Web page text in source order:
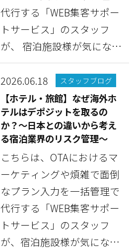
代行する「WEB集客サポー
トサービス」のスタッフ
が、 宿泊施設様が気になっ
ている情報や豆知識...
2026.06.18
スタッフブログ
【ホテル・旅館】なぜ海外ホ
テルはデポジットを取るの
か？～日本との違いから考え
る宿泊業界のリスク管理～
こちらは、OTAにおけるマ
ーケティングや煩雑で面倒
なプラン入力を一括管理で
代行する「WEB集客サポー
トサービス」のスタッフ
が、宿泊施設様が気になっ